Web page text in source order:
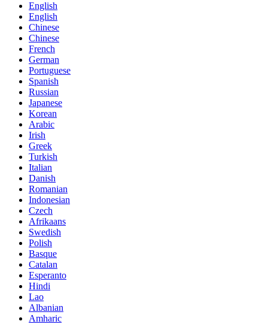
English
English
Chinese
Chinese
French
German
Portuguese
Spanish
Russian
Japanese
Korean
Arabic
Irish
Greek
Turkish
Italian
Danish
Romanian
Indonesian
Czech
Afrikaans
Swedish
Polish
Basque
Catalan
Esperanto
Hindi
Lao
Albanian
Amharic